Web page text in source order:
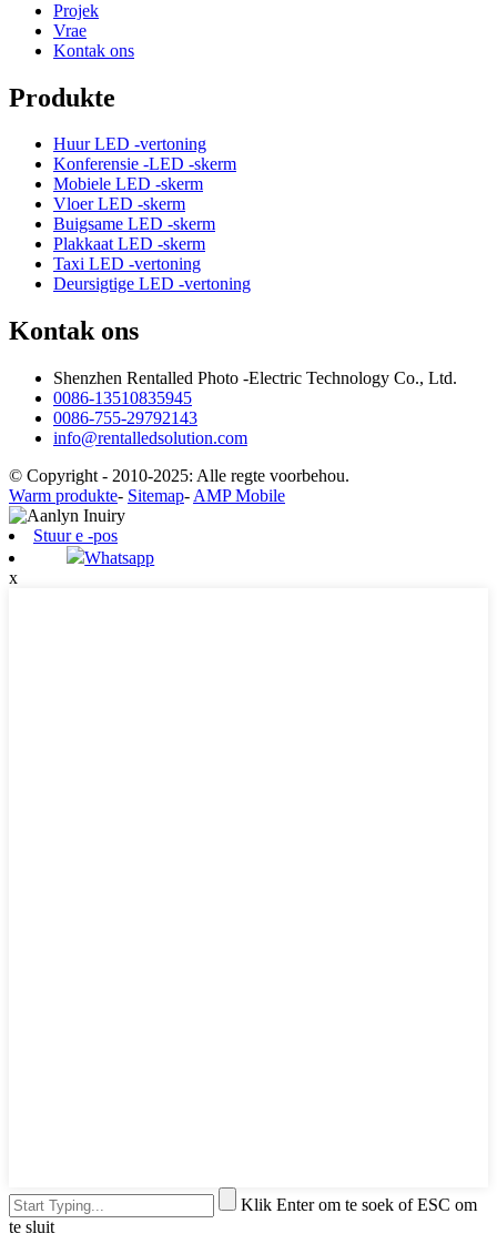
Projek
Vrae
Kontak ons
Produkte
Huur LED -vertoning
Konferensie -LED -skerm
Mobiele LED -skerm
Vloer LED -skerm
Buigsame LED -skerm
Plakkaat LED -skerm
Taxi LED -vertoning
Deursigtige LED -vertoning
Kontak ons
Shenzhen Rentalled Photo -Electric Technology Co., Ltd.
0086-13510835945
0086-755-29792143
info@rentalledsolution.com
© Copyright - 2010-2025: Alle regte voorbehou.
Warm produkte- Sitemap- AMP Mobile
Stuur e -pos
Whatsapp
x
Klik Enter om te soek of ESC om
te sluit